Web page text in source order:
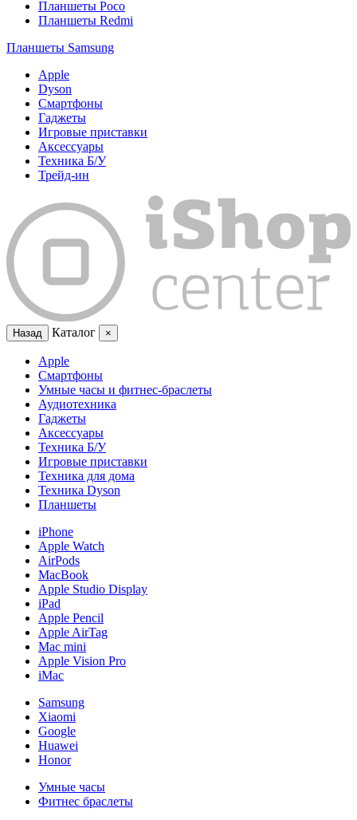
Планшеты Poco
Планшеты Redmi
Планшеты Samsung
Apple
Dyson
Смартфоны
Гаджеты
Игровые приставки
Аксессуары
Техника Б/У
Трейд-ин
Назад Каталог ×
Apple
Смартфоны
Умные часы и фитнес-браслеты
Аудиотехника
Гаджеты
Аксессуары
Техника Б/У
Игровые приставки
Техника для дома
Техника Dyson
Планшеты
iPhone
Apple Watch
AirPods
MacBook
Apple Studio Display
iPad
Apple Pencil
Apple AirTag
Mac mini
Apple Vision Pro
iMac
Samsung
Xiaomi
Google
Huawei
Honor
Умные часы
Фитнес браслеты